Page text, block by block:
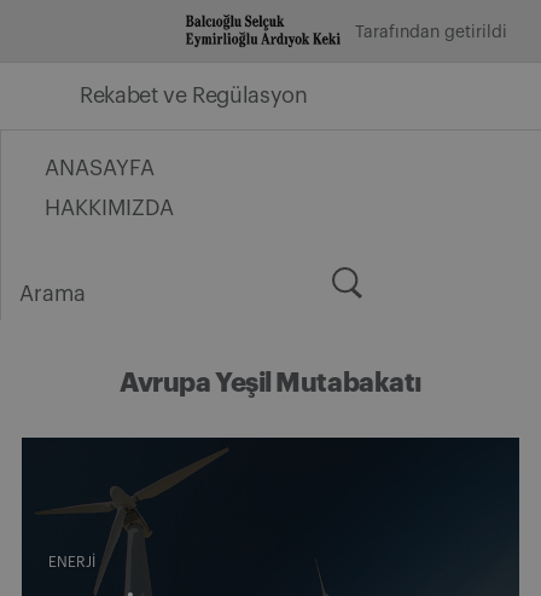
Tarafından getirildi
Rekabet ve Regülasyon
ANASAYFA
HAKKIMIZDA
for:
Avrupa Yeşil Mutabakatı
ENERJI